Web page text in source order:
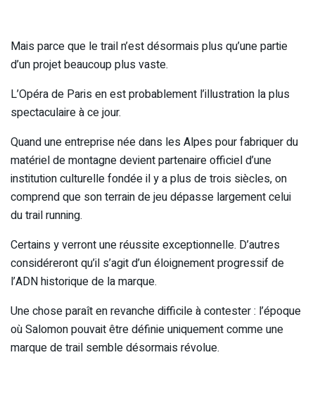
Mais parce que le trail n’est désormais plus qu’une partie
d’un projet beaucoup plus vaste.
L’Opéra de Paris en est probablement l’illustration la plus
spectaculaire à ce jour.
Quand une entreprise née dans les Alpes pour fabriquer du
matériel de montagne devient partenaire officiel d’une
institution culturelle fondée il y a plus de trois siècles, on
comprend que son terrain de jeu dépasse largement celui
du trail running.
Certains y verront une réussite exceptionnelle. D’autres
considéreront qu’il s’agit d’un éloignement progressif de
l’ADN historique de la marque.
Une chose paraît en revanche difficile à contester : l’époque
où Salomon pouvait être définie uniquement comme une
marque de trail semble désormais révolue.